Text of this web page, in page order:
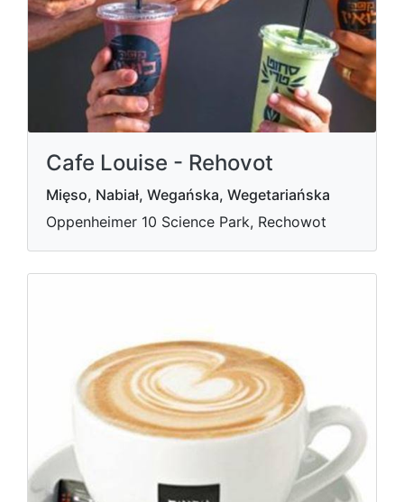
Cafe Louise - Rehovot
Mięso, Nabiał, Wegańska, Wegetariańska
Oppenheimer 10 Science Park, Rechowot